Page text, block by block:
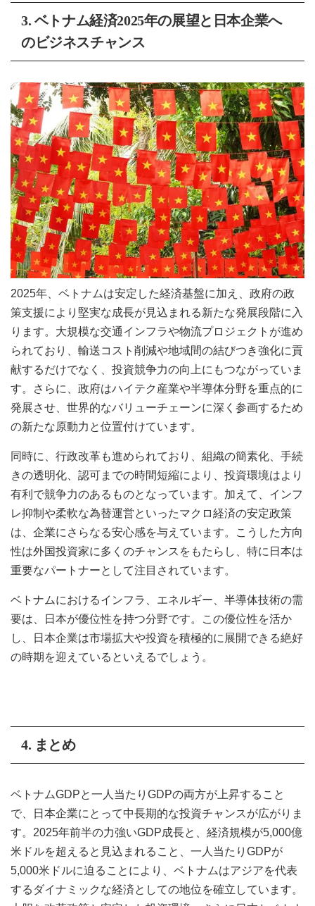
3. ベトナム経済2025年の展望と日本企業へ
のビジネスチャンス
2025年、ベトナムは安定した経済基盤に加え、政府の政
策支援により堅実な成長が見込まれる新たな発展段階に入
ります。大規模な交通インフラや物流プロジェクトが進め
られており、輸送コスト削減や地域間の結びつき強化に貢
献するだけでなく、投資競争力の向上にもつながっていま
す。さらに、政府はハイテク産業や半導体分野を重点的に
発展させ、世界的なバリューチェーンに深く参画するため
の新たな原動力と位置付けています。
同時に、行政改革も進められており、組織の簡素化、手続
きの透明化、認可までの時間短縮により、投資環境はより
有利で競争力のあるものとなっています。加えて、インフ
レ抑制や柔軟な為替運営といったマクロ経済の安定政策
は、企業にさらなる安心感を与えています。こうした方向
性は外国投資家に多くのチャンスをもたらし、特に日本は
重要なパートナーとして注目されています。
ベトナムにおけるインフラ、エネルギー、半導体技術の需
要は、日本が優位性を持つ分野です。この優位性を活か
し、日本企業は市場拡大や投資を積極的に展開できる絶好
の時期を迎えているといえるでしょう。
4. まとめ
ベトナムGDPと一人当たりGDPの両方が上昇すること
で、日本企業にとって中長期的な投資チャンスが広がりま
す。2025年前半の力強いGDP成長と、経済規模が5,000億
米ドルを超えると見込まれること、一人当たりGDPが
5,000米ドルに迫ることにより、ベトナムはアジアを代表
するダイナミックな経済としての地位を確立しています。